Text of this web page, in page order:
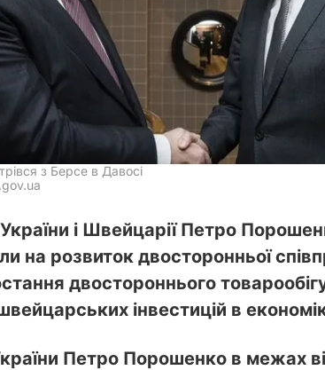
з Берсе в Давосі
і Швейцарії Петро
на розвиток двосторонньої
двостороннього
інвестицій в
Петро Порошенко в межах